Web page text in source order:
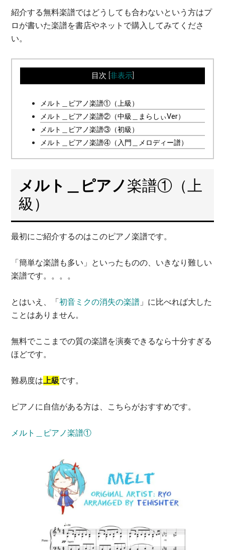
紹介する無料楽譜ではどうしても合わないという方はプ
ロが書いた楽譜を書店やネットで購入してみてくださ
い。
目次 非表示]
メルト＿ピアノ楽譜①（上級）
メルト＿ピアノ楽譜②（中級＿まらしぃVer）
メルト＿ピアノ楽譜③（初級）
メルト＿ピアノ楽譜④（入門＿メロディー譜）
メルト＿ピアノ楽譜①（上
級）
最初にご紹介するのはこのピアノ楽譜です。
「簡単な楽譜も多い」といったものの、いきなり難しい
楽譜です。。。。
とはいえ、「初音ミクの消失の楽譜 」に比べれば大した
ことはありません。
無料でここまでの質の楽譜を演奏できるなら十分すぎる
ほどです。
難易度は上級です。
ピアノに自信がある方は、こちらがおすすめです。
メルト＿ピアノ楽譜①